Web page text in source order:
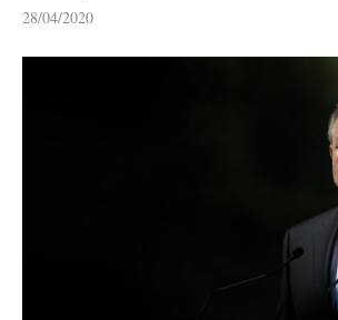
28/04/2020